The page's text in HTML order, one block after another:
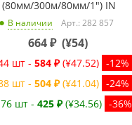
(80мм/300м/80мм/1") IN
В наличии Арт.: 282 857
664₽ (¥54)
шт - 584 ₽ (¥47.52) -12%
шт - 504 ₽ (¥41.04) -24%
шт - 425 ₽ (¥34.56) -36%